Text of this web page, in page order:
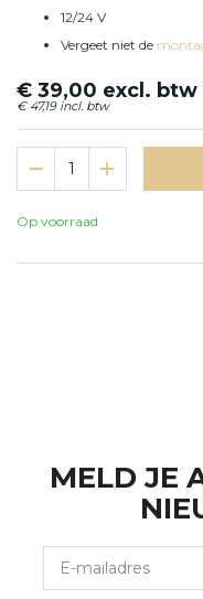
12/24 V
Vergeet niet de
€ 47,19
€ 39,00
Op voorraad
MELD JE